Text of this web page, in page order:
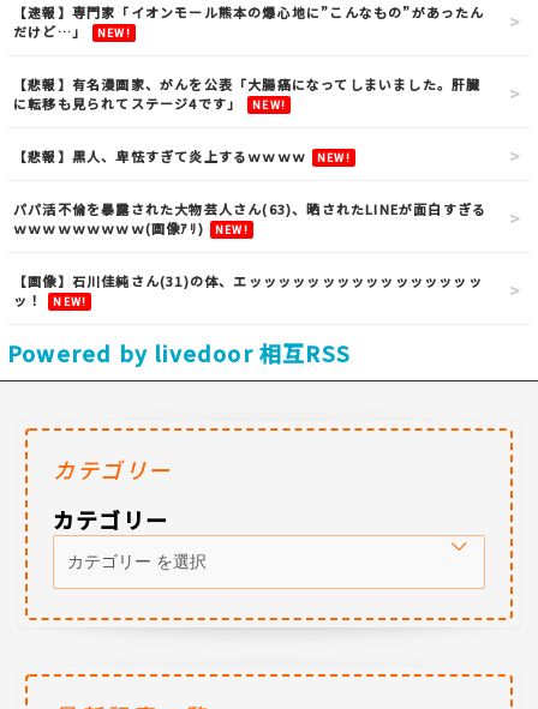
【速報】専門家「イオンモール熊本の爆心地に”こんなもの”があったん
だけど…」
NEW!
【悲報】有名漫画家、がんを公表「大腸癌になってしまいました。肝臓
に転移も見られてステージ4です」
NEW!
【悲報】黒人、卑怯すぎて炎上するｗｗｗｗ NEW!
パパ活不倫を暴露された大物芸人さん(63)、晒されたLINEが面白すぎる
ｗｗｗｗｗｗｗｗｗ(画像ｱﾘ)
NEW!
【画像】石川佳純さん(31)の体、エッッッッッッッッッッッッッッッッ
ッ！
NEW!
Powered by livedoor 相互RSS
カテゴリー
カテゴリー